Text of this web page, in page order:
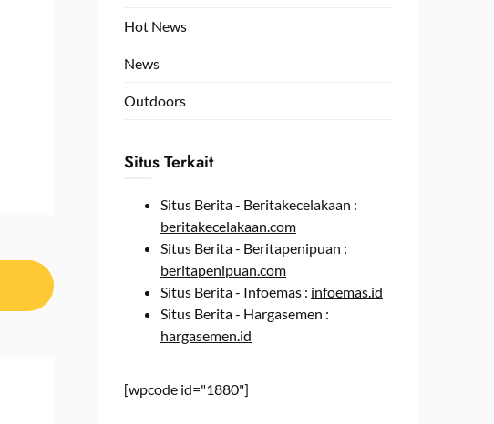
Hot News
News
Outdoors
Situs Terkait
Situs Berita - Beritakecelakaan :
beritakecelakaan.com
Situs Berita - Beritapenipuan :
beritapenipuan.com
Situs Berita - Infoemas : infoemas.id
Situs Berita - Hargasemen :
hargasemen.id
[wpcode id="1880"]